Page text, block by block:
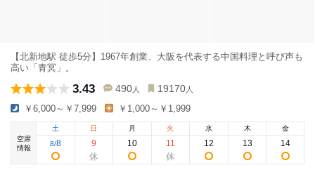
【北新地駅 徒歩5分】1967年創業、大阪を代表する中国料理と呼び声も
高い「青冥」。
3.43 490 人 19170 人
￥6,000～￥7,999 ￥1,000～￥1,999
空席
情報
土
8/8
日
9
月
10
火
11
水
12
木
13
金
14